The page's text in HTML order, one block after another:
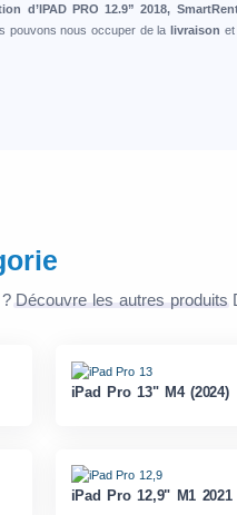
d’IPAD PRO 12.9” 2018,
pouvons nous occuper de lalivraison et
Découvre les autres produits
iPad Pro 13" M4 (2024)
iPad Pro 12,9" M1 2021